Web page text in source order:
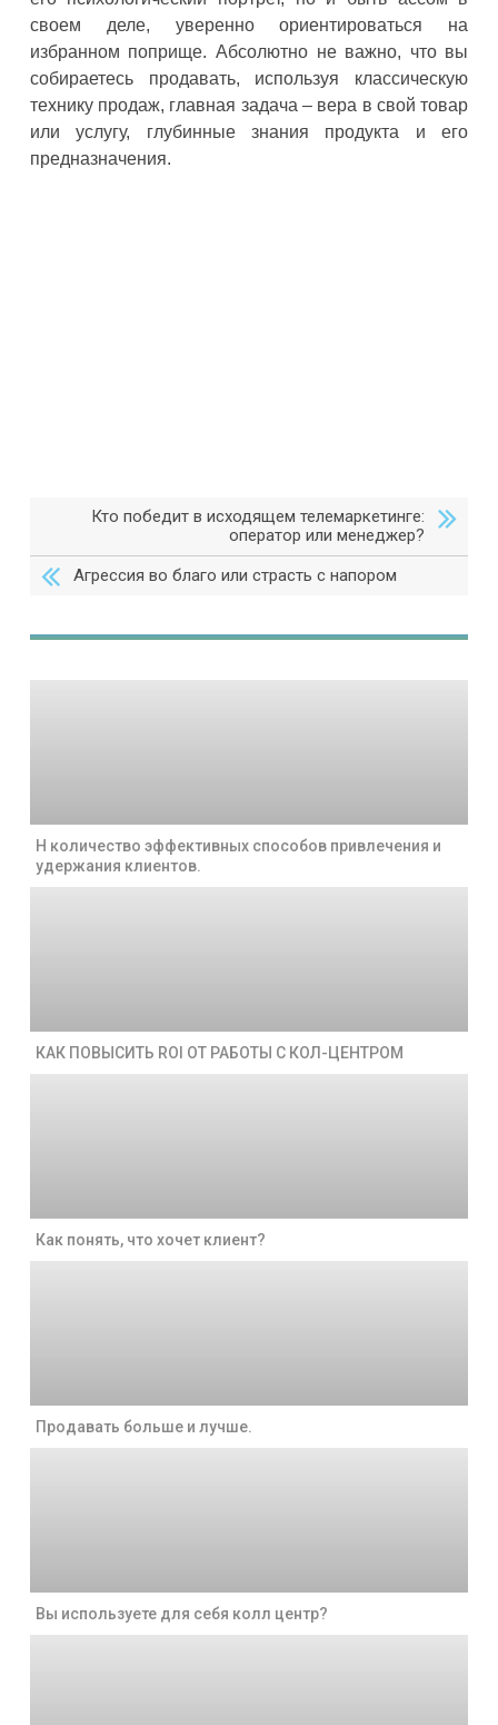
своем деле, уверенно ориентироваться на
избранном поприще. Абсолютно не важно, что вы
собираетесь продавать, используя классическую
технику продаж, главная задача – вера в свой товар
или услугу, глубинные знания продукта и его
предназначения.
Кто победит в исходящем телемаркетинге:
оператор или менеджер?
Агрессия во благо или страсть с напором
Н количество эффективных способов привлечения и
удержания клиентов.
КАК ПОВЫСИТЬ ROI ОТ РАБОТЫ С КОЛ-ЦЕНТРОМ
Как понять, что хочет клиент?
Продавать больше и лучше.
Вы используете для себя колл центр?